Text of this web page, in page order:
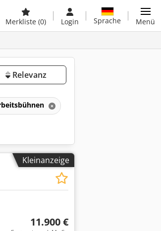
Merkliste (0) Login Sprache Menü
Relevanz
Kleinanzeige
11.900 €